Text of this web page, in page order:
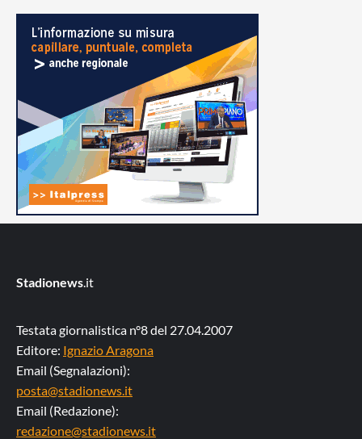
Stadionews .it
Testata giornalistica n°8 del 27.04.2007
Editore: Ignazio Aragona
Email (Segnalazioni):
posta@stadionews.it
Email (Redazione):
redazione@stadionews.it